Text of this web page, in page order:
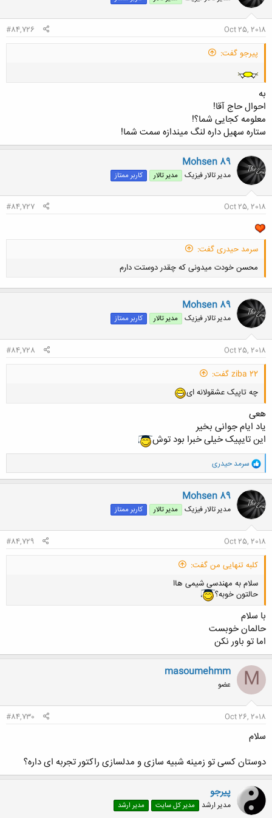
Oct 25, 2018
#84,726
پیرجو گفت:
به
احوال حاج آقا!
معلومه کجایی شما؟!
ستاره سهیل داره لنگ میندازه سمت شما!
Mohsen 89
مدیر تالار فیزیک مدیر تالار کاربر ممتاز
Oct 25, 2018
#84,727
سرمد حیدری گفت:
محسن خودت میدونی که چقدر دوستت دارم
Mohsen 89
مدیر تالار فیزیک مدیر تالار کاربر ممتاز
Oct 25, 2018
#84,728
ziba 22 گفت:
چه تاپیک عشقولانه ای
هعی
یاد ایام جوانی بخیر
این تایپیک خیلی خبرا بود توش
و
ا
ک
ن
ش
ه
ا
سرمد حیدری
Mohsen 89
مدیر تالار فیزیک مدیر تالار کاربر ممتاز
Oct 25, 2018
#84,729
کلبه تنهایی من گفت:
سلام به مهندسی شیمی هاا
حالتون خوبه؟
با سلام
حالمان خوبست
اما تو باور نکن
M
masoumehmm
عضو
Oct 26, 2018
#84,730
سلام
دوستان کسی تو زمینه شبیه سازی و مدلسازی راکتور تجربه ای داره؟
پیرجو
مدیر ارشد مدیر کل سایت مدیر ارشد